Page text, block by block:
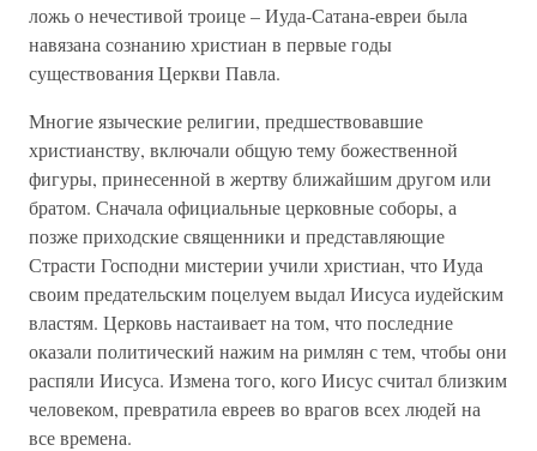
ложь о нечестивой троице – Иуда-Сатана-евреи была
навязана сознанию христиан в первые годы
существования Церкви Павла.
Многие языческие религии, предшествовавшие
христианству, включали общую тему божественной
фигуры, принесенной в жертву ближайшим другом или
братом. Сначала официальные церковные соборы, а
позже приходские священники и представляющие
Страсти Господни мистерии учили христиан, что Иуда
своим предательским поцелуем выдал Иисуса иудейским
властям. Церковь настаивает на том, что последние
оказали политический нажим на римлян с тем, чтобы они
распяли Иисуса. Измена того, кого Иисус считал близким
человеком, превратила евреев во врагов всех людей на
все времена.